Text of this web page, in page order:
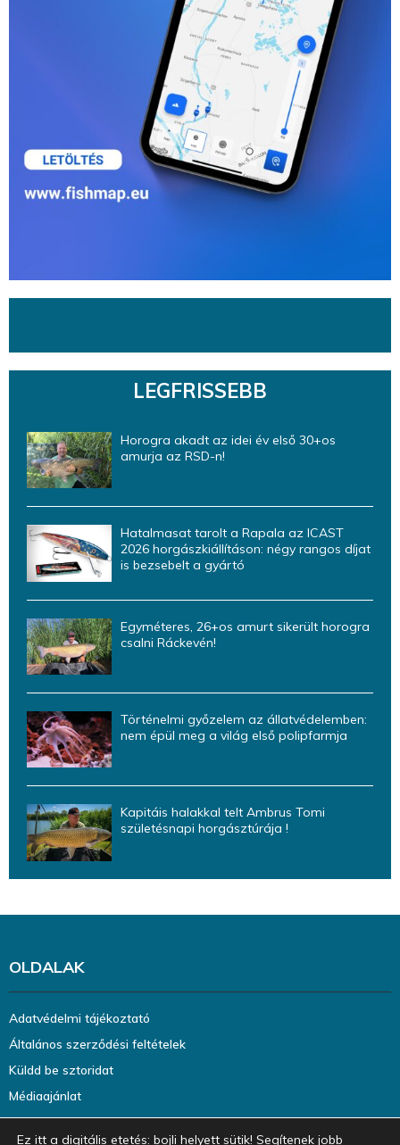
LEGFRISSEBB
Horogra akadt az idei év első 30+os
amurja az RSD-n!
Hatalmasat tarolt a Rapala az ICAST
2026 horgászkiállításon: négy rangos díjat
is bezsebelt a gyártó
Egyméteres, 26+os amurt sikerült horogra
csalni Ráckevén!
Történelmi győzelem az állatvédelemben:
nem épül meg a világ első polipfarmja
Kapitáis halakkal telt Ambrus Tomi
születésnapi horgásztúrája !
OLDALAK
Adatvédelmi tájékoztató
Általános szerződési feltételek
Küldd be sztoridat
Médiaajánlat
Ez itt a digitális etetés: bojli helyett sütik! Segítenek jobb